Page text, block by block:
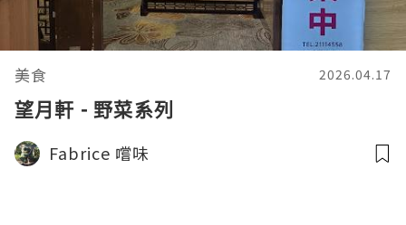
美食 2026.04.17
望月軒 - 野菜系列
Fabrice 嚐味